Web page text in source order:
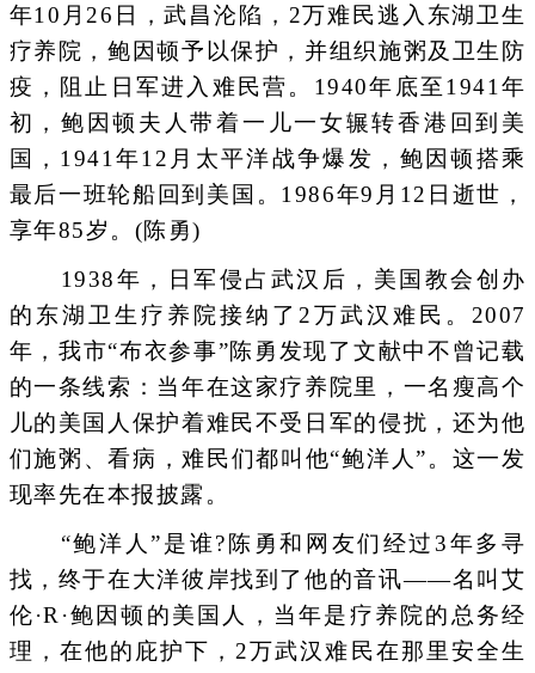
年10月26日，武昌沦陷，2万难民逃入东湖卫生
疗养院，鲍因顿予以保护，并组织施粥及卫生防
疫，阻止日军进入难民营。1940年底至1941年
初，鲍因顿夫人带着一儿一女辗转香港回到美
国，1941年12月太平洋战争爆发，鲍因顿搭乘
最后一班轮船回到美国。1986年9月12日逝世，
享年85岁。(陈勇)
1938年，日军侵占武汉后，美国教会创办
的东湖卫生疗养院接纳了2万武汉难民。2007
年，我市“布衣参事”陈勇发现了文献中不曾记载
的一条线索：当年在这家疗养院里，一名瘦高个
儿的美国人保护着难民不受日军的侵扰，还为他
们施粥、看病，难民们都叫他“鲍洋人”。这一发
现率先在本报披露。
“鲍洋人”是谁?陈勇和网友们经过3年多寻
找，终于在大洋彼岸找到了他的音讯——名叫艾
伦·R·鲍因顿的美国人，当年是疗养院的总务经
理，在他的庇护下，2万武汉难民在那里安全生